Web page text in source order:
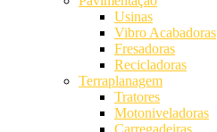
Usinas
Vibro Acabadoras
Fresadoras
Recicladoras
Terraplanagem
Tratores
Motoniveladoras
Carregadeiras